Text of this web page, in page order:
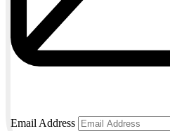
Email Address